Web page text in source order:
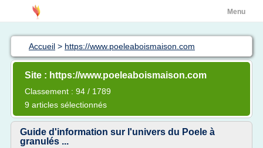
Menu
Accueil > https://www.poeleaboismaison.com
Site : https://www.poeleaboismaison.com
Classement : 94 / 1789
9 articles sélectionnés
Guide d'information sur l'univers du Poele à
granulés ...